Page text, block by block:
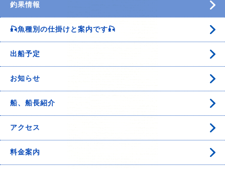
釣果情報
🎣魚種別の仕掛けと案内です🎣
出船予定
お知らせ
船、船長紹介
アクセス
料金案内